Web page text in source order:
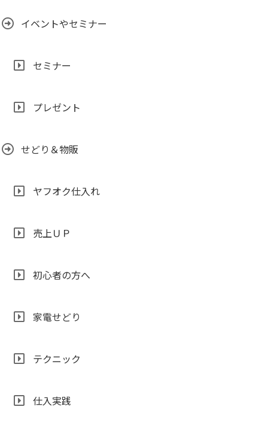
イベントやセミナー
セミナー
プレゼント
せどり＆物販
ヤフオク仕入れ
売上ＵＰ
初心者の方へ
家電せどり
テクニック
仕入実践